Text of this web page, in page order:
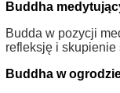
Buddha
Budda w pozycji
refleksję i
Buddha w